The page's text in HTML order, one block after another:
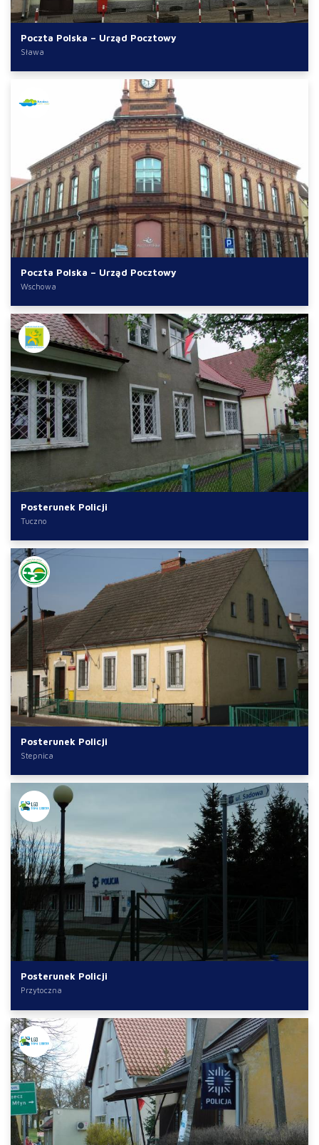
Poczta Polska – Urząd Pocztowy
Sława
Poczta Polska – Urząd Pocztowy
Wschowa
Posterunek Policji
Tuczno
Posterunek Policji
Stepnica
Posterunek Policji
Przytoczna